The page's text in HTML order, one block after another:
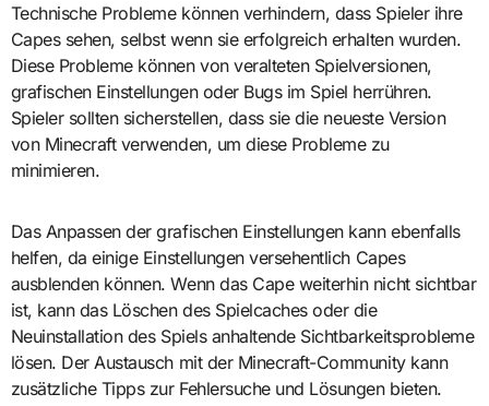
Technische Probleme können verhindern, dass Spieler ihre
Capes sehen, selbst wenn sie erfolgreich erhalten wurden.
Diese Probleme können von veralteten Spielversionen,
grafischen Einstellungen oder Bugs im Spiel herrühren.
Spieler sollten sicherstellen, dass sie die neueste Version
von Minecraft verwenden, um diese Probleme zu
minimieren.
Das Anpassen der grafischen Einstellungen kann ebenfalls
helfen, da einige Einstellungen versehentlich Capes
ausblenden können. Wenn das Cape weiterhin nicht sichtbar
ist, kann das Löschen des Spielcaches oder die
Neuinstallation des Spiels anhaltende Sichtbarkeitsprobleme
lösen. Der Austausch mit der Minecraft-Community kann
zusätzliche Tipps zur Fehlersuche und Lösungen bieten.